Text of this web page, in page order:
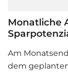
Monatliche
Am
dem